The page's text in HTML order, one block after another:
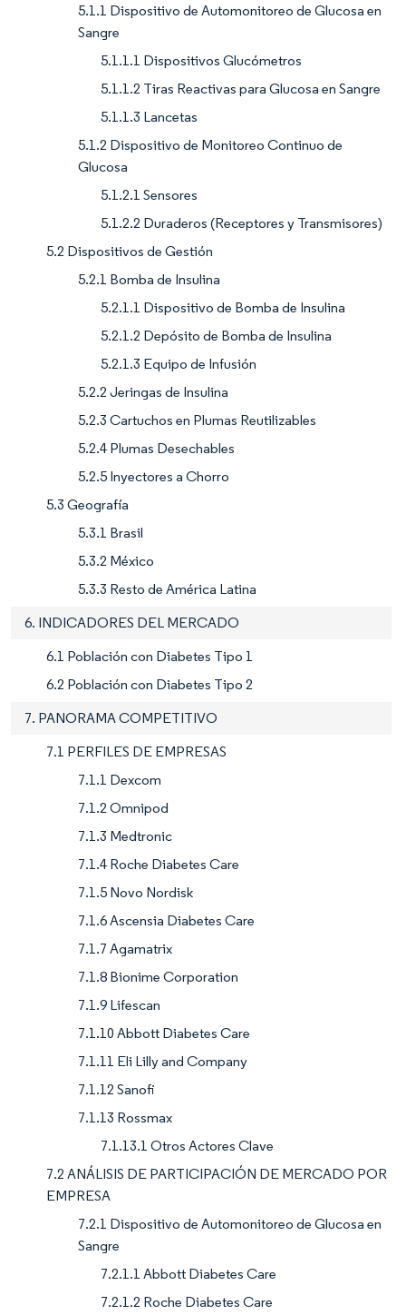
5.1.1 Dispositivo de Automonitoreo de Glucosa en
Sangre
5.1.1.1 Dispositivos Glucómetros
5.1.1.2 Tiras Reactivas para Glucosa en Sangre
5.1.1.3 Lancetas
5.1.2 Dispositivo de Monitoreo Continuo de
Glucosa
5.1.2.1 Sensores
5.1.2.2 Duraderos (Receptores y Transmisores)
5.2 Dispositivos de Gestión
5.2.1 Bomba de Insulina
5.2.1.1 Dispositivo de Bomba de Insulina
5.2.1.2 Depósito de Bomba de Insulina
5.2.1.3 Equipo de Infusión
5.2.2 Jeringas de Insulina
5.2.3 Cartuchos en Plumas Reutilizables
5.2.4 Plumas Desechables
5.2.5 Inyectores a Chorro
5.3 Geografía
5.3.1 Brasil
5.3.2 México
5.3.3 Resto de América Latina
6. INDICADORES DEL MERCADO
6.1 Población con Diabetes Tipo 1
6.2 Población con Diabetes Tipo 2
7. PANORAMA COMPETITIVO
7.1 PERFILES DE EMPRESAS
7.1.1 Dexcom
7.1.2 Omnipod
7.1.3 Medtronic
7.1.4 Roche Diabetes Care
7.1.5 Novo Nordisk
7.1.6 Ascensia Diabetes Care
7.1.7 Agamatrix
7.1.8 Bionime Corporation
7.1.9 Lifescan
7.1.10 Abbott Diabetes Care
7.1.11 Eli Lilly and Company
7.1.12 Sanofi
7.1.13 Rossmax
7.1.13.1 Otros Actores Clave
7.2 ANÁLISIS DE PARTICIPACIÓN DE MERCADO POR
EMPRESA
7.2.1 Dispositivo de Automonitoreo de Glucosa en
Sangre
7.2.1.1 Abbott Diabetes Care
7.2.1.2 Roche Diabetes Care